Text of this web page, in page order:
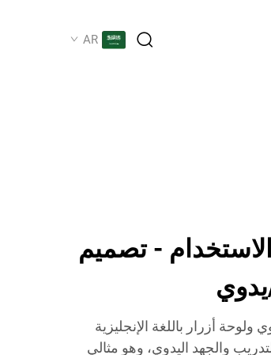
AR
- تصميم
يدوي
أزرار باللغة الإنجليزية
والجهد اليدوي، وهو مثالي